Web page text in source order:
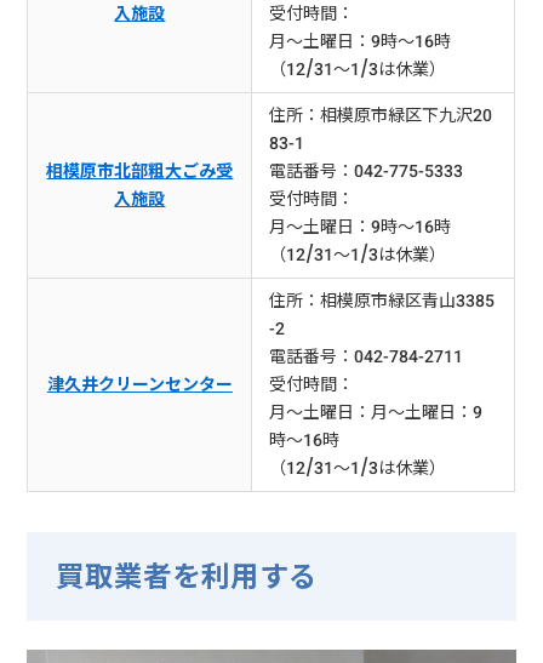
入施設
受付時間：
月～土曜日：9時～16時
（12/31～1/3は休業）
相模原市北部粗大ごみ受
入施設
住所：相模原市緑区下九沢20
83-1
電話番号：042-775-5333
受付時間：
月～土曜日：9時～16時
（12/31～1/3は休業）
津久井クリーンセンター
住所：相模原市緑区青山3385
-2
電話番号：042-784-2711
受付時間：
月～土曜日：月～土曜日：9
時～16時
（12/31～1/3は休業）
買取業者を利用する